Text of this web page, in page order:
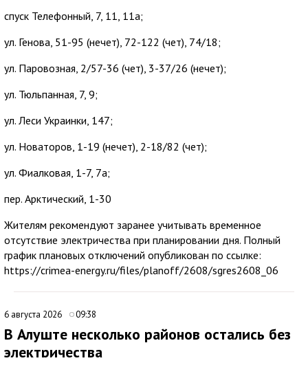
спуск Телефонный, 7, 11, 11а;
ул. Генова, 51-95 (нечет), 72-122 (чет), 74/18;
ул. Паровозная, 2/57-36 (чет), 3-37/26 (нечет);
ул. Тюльпанная, 7, 9;
ул. Леси Украинки, 147;
ул. Новаторов, 1-19 (нечет), 2-18/82 (чет);
ул. Фиалковая, 1-7, 7а;
пер. Арктический, 1-30
Жителям рекомендуют заранее учитывать временное
отсутствие электричества при планировании дня. Полный
график плановых отключений опубликован по ссылке:
https://crimea-energy.ru/files/planoff/2608/sgres2608_06
6 августа 2026 09:38
В Алуште несколько районов остались без
электричества